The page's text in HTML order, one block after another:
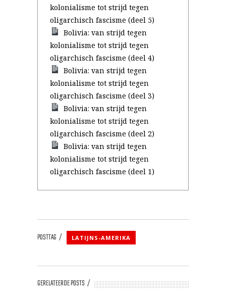
kolonialisme tot strijd tegen
oligarchisch fascisme (deel 5)
Bolivia: van strijd tegen
kolonialisme tot strijd tegen
oligarchisch fascisme (deel 4)
Bolivia: van strijd tegen
kolonialisme tot strijd tegen
oligarchisch fascisme (deel 3)
Bolivia: van strijd tegen
kolonialisme tot strijd tegen
oligarchisch fascisme (deel 2)
Bolivia: van strijd tegen
kolonialisme tot strijd tegen
oligarchisch fascisme (deel 1)
POSTTAG LATIJNS-AMERIKA
GERELATEERDE POSTS